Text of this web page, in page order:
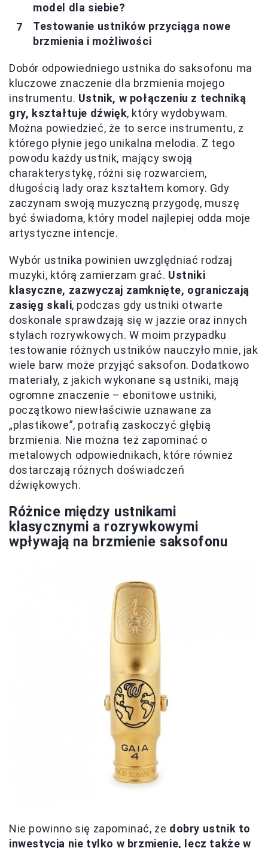
model dla siebie?
Testowanie ustników przyciąga nowe
brzmienia i możliwości
Dobór odpowiedniego ustnika do saksofonu ma
kluczowe znaczenie dla brzmienia mojego
instrumentu. Ustnik, w połączeniu z techniką
gry, kształtuje dźwięk, który wydobywam.
Można powiedzieć, że to serce instrumentu, z
którego płynie jego unikalna melodia. Z tego
powodu każdy ustnik, mający swoją
charakterystykę, różni się rozwarciem,
długością lady oraz kształtem komory. Gdy
zaczynam swoją muzyczną przygodę, muszę
być świadoma, który model najlepiej odda moje
artystyczne intencje.
Wybór ustnika powinien uwzględniać rodzaj
muzyki, którą zamierzam grać. Ustniki
klasyczne, zazwyczaj zamknięte, ograniczają
zasięg skali, podczas gdy ustniki otwarte
doskonale sprawdzają się w jazzie oraz innych
stylach rozrywkowych. W moim przypadku
testowanie różnych ustników nauczyło mnie, jak
wiele barw może przyjąć saksofon. Dodatkowo
materiały, z jakich wykonane są ustniki, mają
ogromne znaczenie – ebonitowe ustniki,
początkowo niewłaściwie uznawane za
„plastikowe”, potrafią zaskoczyć głębią
brzmienia. Nie można też zapominać o
metalowych odpowiednikach, które również
dostarczają różnych doświadczeń
dźwiękowych.
Różnice między ustnikami
klasycznymi a rozrywkowymi
wpływają na brzmienie saksofonu
Nie powinno się zapominać, że dobry ustnik to
inwestycja nie tylko w brzmienie, lecz także w